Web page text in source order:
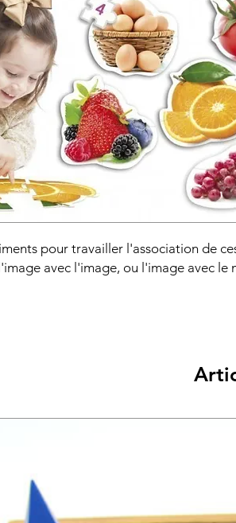
pour travailler l'association de
avec l'image, ou l'image avec le